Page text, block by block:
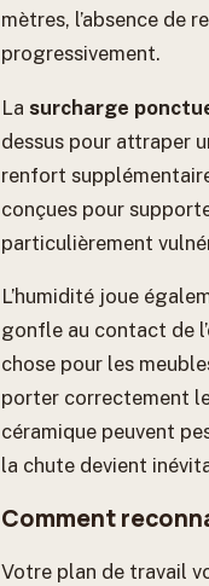
mètres, l’absence de
progressivement.
La surcharge
dessus pour attraper
renfort
conçues pour
particulièrement
L’humidité joue
gonfle au contact de
chose pour les
porter correctement
céramique peuvent
la chute devient
Comment
Votre plan de travail